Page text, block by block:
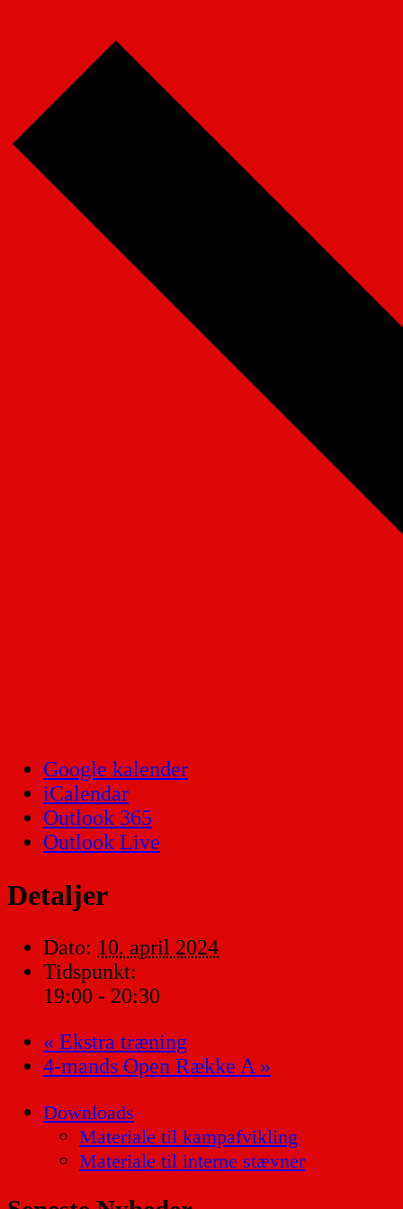
Google kalender
iCalendar
Outlook 365
Outlook Live
Detaljer
Dato: 10. april 2024
Tidspunkt:
19:00 - 20:30
« Ekstra træning
4-mands Open Række A »
Downloads
Materiale til kampafvikling
Materiale til interne stævner